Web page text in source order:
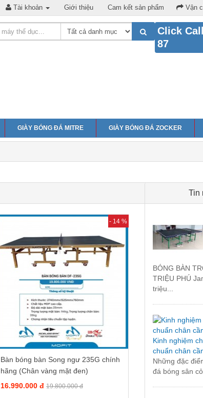
Tài khoản Giới thiệu Cam kết sản phẩm Vận
Click
87
GIÀY BÓNG ĐÁ MITRE GIÀY BÓNG ĐÁ ZOCKER
- 14 %
Bàn bóng bàn Song ngư 235G chính
hãng (Chân vàng mặt đen)
16.990.000 đ 19.800.000 đ
Tin
BÓNG BÀN
TRIỆU PHÚ
triệu...
Kinh nghiệm
chuẩn chân
Những đặc
đá bóng sân